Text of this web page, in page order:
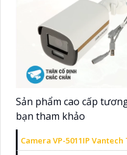
Sản phẩm cao cấp
bạn tham khảo
Camera VP-5011IP Vantech